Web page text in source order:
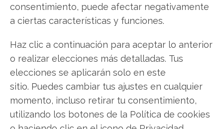
consentimiento, puede afectar negativamente
a ciertas características y funciones.
Haz clic a continuación para aceptar lo anterior
o realizar elecciones más detalladas. Tus
elecciones se aplicarán solo en este
sitio. Puedes cambiar tus ajustes en cualquier
momento, incluso retirar tu consentimiento,
utilizando los botones de la Política de cookies
Copiar enlace
SOBRE EL AUTOR
Laura Fernández Silva